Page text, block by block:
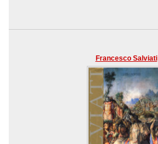
Francesco Salviati